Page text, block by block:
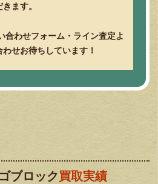
ます。
合わせフォーム・ライン査定よ
せお待ちしています！
ブロック買取実績